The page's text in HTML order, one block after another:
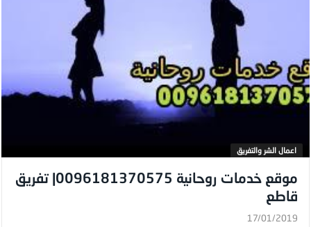
اعمال الشر والتفريق
موقع خدمات روحانية 0096181370575| تفريق
قاطع
17/01/2019